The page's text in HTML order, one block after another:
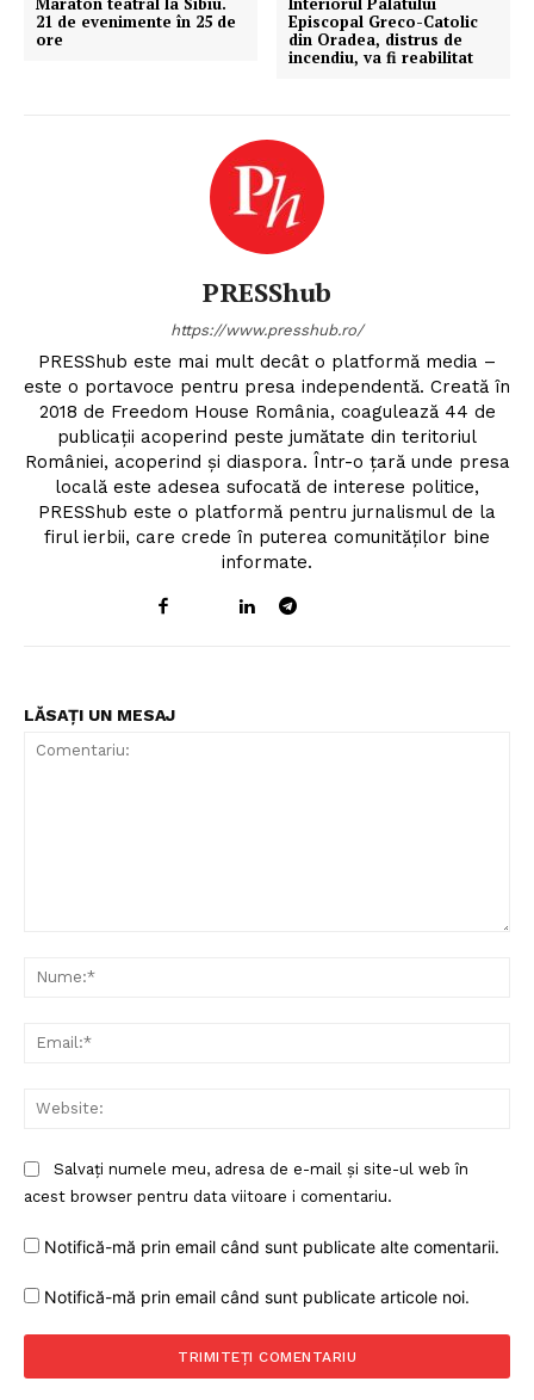
21 de evenimente în 25 de
ore
Episcopal Greco-Catolic
din Oradea, distrus de
incendiu, va fi reabilitat
PRESShub
https://www.presshub.ro/
PRESShub este mai mult decât o platformă media –
este o portavoce pentru presa independentă. Creată în
2018 de Freedom House România, coagulează 44 de
publicații acoperind peste jumătate din teritoriul
României, acoperind și diaspora. Într-o țară unde presa
locală este adesea sufocată de interese politice,
PRESShub este o platformă pentru jurnalismul de la
firul ierbii, care crede în puterea comunităților bine
informate.
LĂSAȚI UN MESAJ
Salvați numele meu, adresa de e-mail și site-ul web în
acest browser pentru data viitoare i comentariu.
Notifică-mă prin email când sunt publicate alte comentarii.
Notifică-mă prin email când sunt publicate articole noi.